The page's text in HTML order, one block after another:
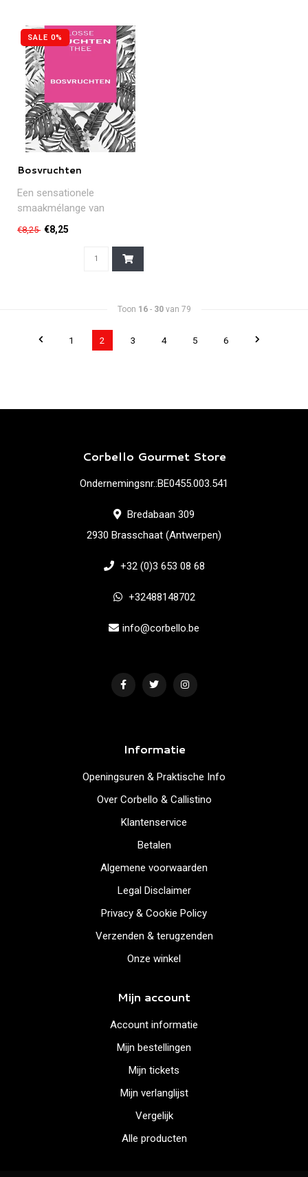
SALE 0%
Bosvruchten
Een sensationele
smaakmélange van
hibiscus, rozenbottel,
aardbei, blauwe bosbes..
€8,25 €8,25
Toon 16- 30van 79
1 2 3 4 5 6
Corbello Gourmet Store
Ondernemingsnr.:BE0455.003.541
Bredabaan 309
2930 Brasschaat (Antwerpen)
+32 (0)3 653 08 68
+32488148702
info@corbello.be
Informatie
Openingsuren & Praktische Info
Over Corbello & Callistino
Klantenservice
Betalen
Algemene voorwaarden
Legal Disclaimer
Privacy & Cookie Policy
Verzenden & terugzenden
Onze winkel
Mijn account
Account informatie
Mijn bestellingen
Mijn tickets
Mijn verlanglijst
Vergelijk
Alle producten